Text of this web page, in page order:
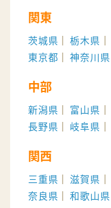
関東
茨城県 栃木県
東京都
神奈川県
中部
新潟県 富山県
長野県
岐阜県
関西
三重県 滋賀県
奈良県
和歌山県